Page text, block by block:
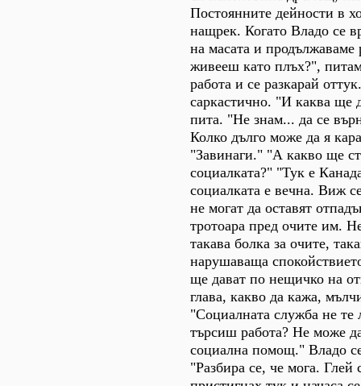
Постоянните дейности в
нащрек. Когато Владо се
на масата и продължаваме
живееш като плъх?",
работа и се разкарай
саркастично. "И каква ще
пита. "Не знам... да се
Колко дълго може да я
"Завинаги." "А какво ще
социалката?" "Тук е
социалката е вечна. Виж
не могат да оставят
тротоара пред очите им.
такава болка за очите,
нарушаваща
ще дават по нещичко на
глава, какво да кажа,
"Социалната служба не те
търсиш работа? Не може
социална помощ." Владо
"Разбира се, че мога. Глей